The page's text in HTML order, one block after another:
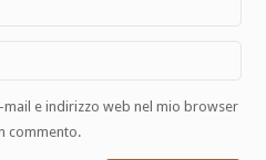
mail e indirizzo web nel mio browser
commento.